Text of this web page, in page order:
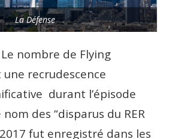
La Défense
nombre de Flying
recrudescence
durant l’épisode
des “disparus du RER
fut enregistré dans les